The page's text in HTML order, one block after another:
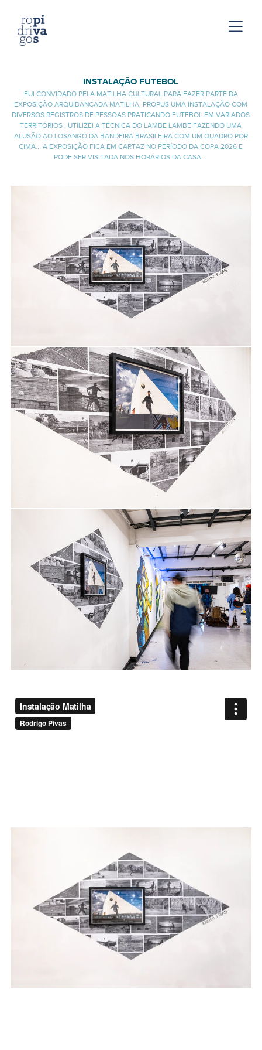
INSTALAÇÃO FUTEBOL
FUI CONVIDADO PELA MATILHA CULTURAL PARA FAZER PARTE DA
EXPOSIÇÃO ARQUIBANCADA MATILHA. PROPUS UMA INSTALAÇÃO COM
DIVERSOS REGISTROS DE PESSOAS PRATICANDO FUTEBOL EM VARIADOS
TERRITÓRIOS , UTILIZEI A TÉCNICA DO LAMBE LAMBE FAZENDO UMA
ALUSÃO AO LOSANGO DA BANDEIRA BRASILEIRA COM UM QUADRO POR
CIMA... A EXPOSIÇÃO FICA EM CARTAZ NO PERÍODO DA COPA 2026 E
PODE SER VISITADA NOS HORÁRIOS DA CASA...